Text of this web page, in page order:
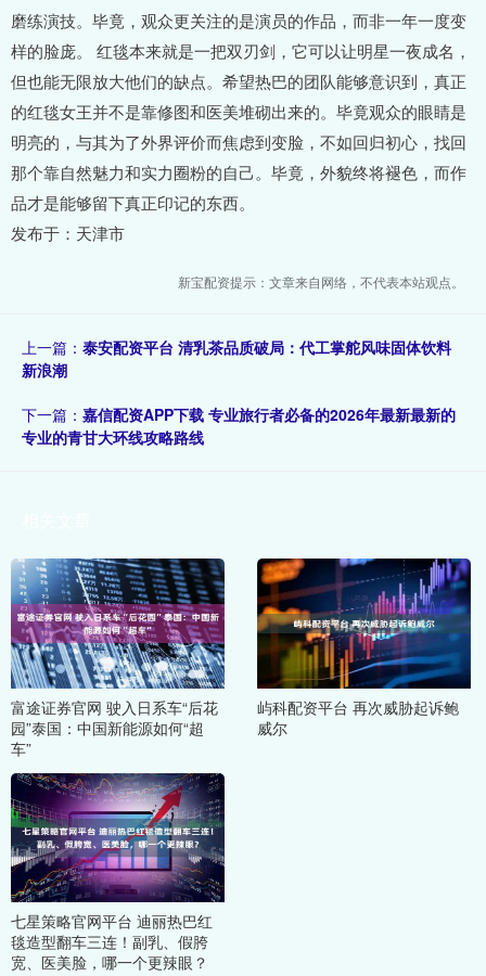
磨练演技。毕竟，观众更关注的是演员的作品，而非一年一度变
样的脸庞。 红毯本来就是一把双刃剑，它可以让明星一夜成名，
但也能无限放大他们的缺点。希望热巴的团队能够意识到，真正
的红毯女王并不是靠修图和医美堆砌出来的。毕竟观众的眼睛是
明亮的，与其为了外界评价而焦虑到变脸，不如回归初心，找回
那个靠自然魅力和实力圈粉的自己。毕竟，外貌终将褪色，而作
品才是能够留下真正印记的东西。
发布于：天津市
新宝配资提示：文章来自网络，不代表本站观点。
上一篇： 泰安配资平台 清乳茶品质破局：代工掌舵风味固体饮料
新浪潮
下一篇： 嘉信配资APP下载 专业旅行者必备的2026年最新最新的
专业的青甘大环线攻略路线
富途证券官网 驶入日系车“后花
园”泰国：中国新能源如何“超
车”
屿科配资平台 再次威胁起诉鲍
威尔
七星策略官网平台 迪丽热巴红
毯造型翻车三连！副乳、假胯
宽、医美脸，哪一个更辣眼？